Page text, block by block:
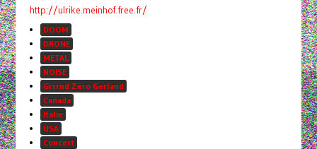
http://ulrike.meinhof.free.fr/
DOOM
DRONE
METAL
NOISE
Grrrnd Zero Gerland
Canada
Italie
USA
Concert